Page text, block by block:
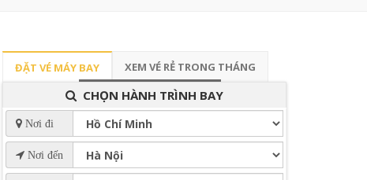
ĐẶT VÉ MÁY BAY XEM VÉ RẺ TRONG THÁNG
CHỌN HÀNH TRÌNH BAY
Nơi đi
Nơi đến